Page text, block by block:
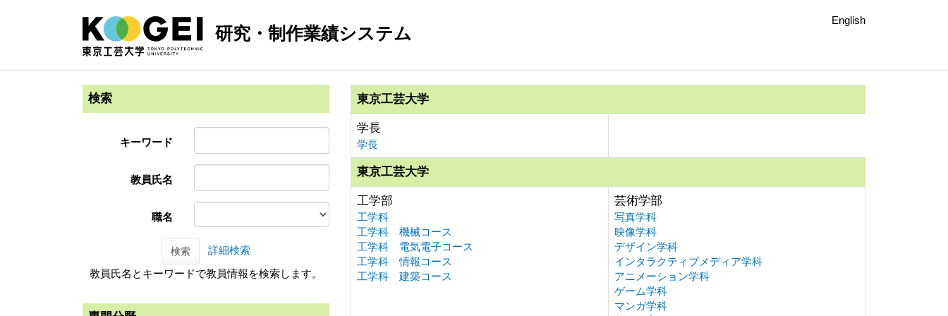
研究・制作業績システム
English
検索
キーワード
教員氏名
職名
検索
詳細検索
教員氏名とキーワードで教員情報を検索します。
東京工芸大学
学長
学長
東京工芸大学
工学部
工学科
工学科 機械コース
工学科 電気電子コース
工学科 情報コース
工学科 建築コース
芸術学部
写真学科
映像学科
デザイン学科
インタラクティブメディア学科
アニメーション学科
ゲーム学科
マンガ学科